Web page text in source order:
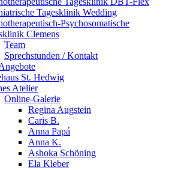
Tagesklinik Wedding
Psychosomatische
Clemens
Team
Sprechstunden / Kontakt
St. Hedwig
Atelier
Online-Galerie
Regina Augstein
Caris B.
Anna Papá
Anna K.
Ashoka Schöning
Ela Kleber